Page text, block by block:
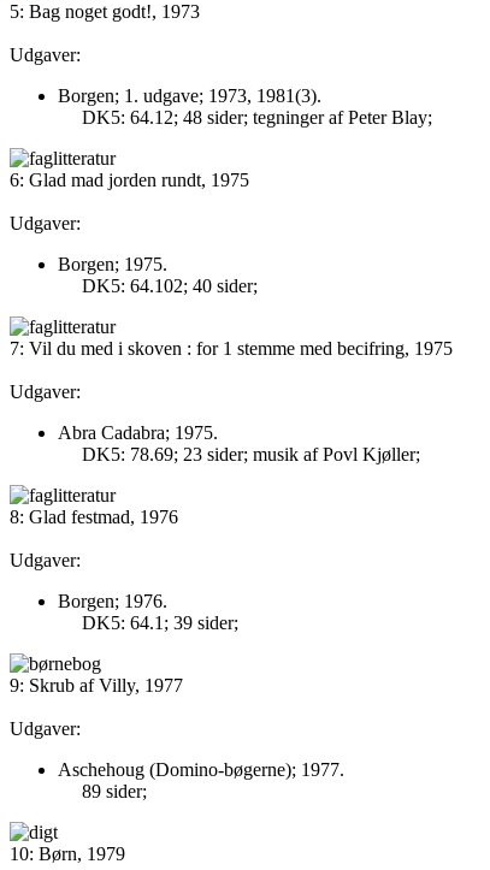
5: Bag noget godt!, 1973
Udgaver:
Borgen; 1. udgave; 1973, 1981(3).
DK5: 64.12; 48 sider; tegninger af Peter Blay;
6: Glad mad jorden rundt, 1975
Udgaver:
Borgen; 1975.
DK5: 64.102; 40 sider;
7: Vil du med i skoven : for 1 stemme med becifring, 1975
Udgaver:
Abra Cadabra; 1975.
DK5: 78.69; 23 sider; musik af Povl Kjøller;
8: Glad festmad, 1976
Udgaver:
Borgen; 1976.
DK5: 64.1; 39 sider;
9: Skrub af Villy, 1977
Udgaver:
Aschehoug (Domino-bøgerne); 1977.
89 sider;
10: Børn, 1979